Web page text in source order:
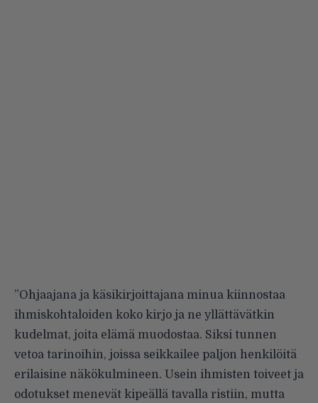
”Ohjaajana ja käsikirjoittajana minua kiinnostaa
ihmiskohtaloiden koko kirjo ja ne yllättävätkin
kudelmat, joita elämä muodostaa. Siksi tunnen
vetoa tarinoihin, joissa seikkailee paljon henkilöitä
erilaisine näkökulmineen. Usein ihmisten toiveet ja
odotukset menevät kipeällä tavalla ristiin, mutta